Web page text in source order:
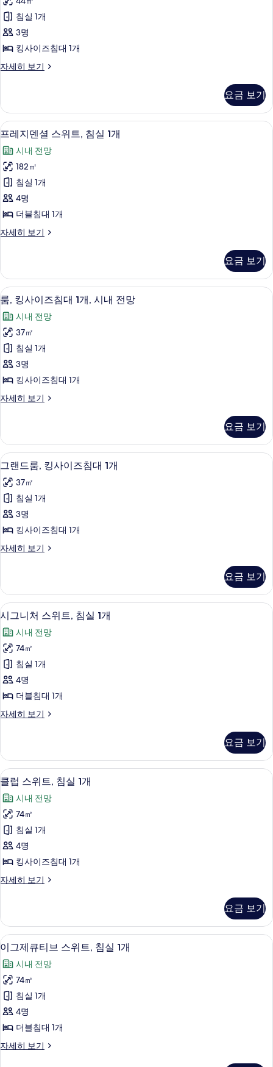
진
모
두
보
개
자
세
히
보
이
즈
침
대
1
코
너
사
진
모
두
보
기
침실 1개
3명
킹사이즈침대 1개
자세히 보기
룸,
즈
침
대
개,
코
너
자
세
히
보
기
요금 보기
프
레
지
덴
셜
스
위
트,
실
개
사
진
모
두
보
기
디지털 채널 시청이 가능한 46인치 스
19
프레지덴셜 스위트, 침실 1개
시내 전망
182㎡
침실 1개
4명
더블침대 1개
자세히 보기
프
셜
스
위
트,
침
실
개
자
세
히
보
요금 보기
룸,
킹
사
이
즈
침
대
1
시
내
전
망
사
진
모
두
1 개의 침실, 이탈리아 프레떼 시트, 고
9
룸, 킹사이즈침대 1개, 시내 전망
시내 전망
37㎡
침실 1개
3명
킹사이즈침대 1개
자세히 보기
룸,
즈
침
대
개,
시
전
망
세
요금 보기
그
랜
드
룸,
킹
사
이
침
대
1
개
사
진
모
두
보
1 개의 침실, 이탈리아 프레떼 시트, 고
8
그랜드룸, 킹사이즈침대 1개
37㎡
침실 1개
3명
킹사이즈침대 1개
자세히 보기
그
킹
사
이
즈
침
대
개
자
세
히
보
요금 보기
시
그
니
처
스
위
트,
침
1
개
사
진
모
두
보
기
디지털 채널 시청이 가능한 46인치 스
19
시그니처 스위트, 침실 1개
시내 전망
74㎡
침실 1개
4명
더블침대 1개
자세히 보기
시
스
위
트,
실
개
자
세
히
보
기
요금 보기
클
럽
스
위
트,
침
실
1
사
진
모
두
보
기
1 개의 침실, 이탈리아 프레떼 시트, 고
17
클럽 스위트, 침실 1개
시내 전망
74㎡
침실 1개
4명
킹사이즈침대 1개
자세히 보기
클
트,
침
실
개
자
세
히
보
기
요금 보기
이
그
제
큐
티
브
스
위
디지털 채널 시청이 가능한 46인치 스
11
이그제큐티브 스위트, 침실 1개
시내 전망
74㎡
침실 1개
4명
더블침대 1개
자세히 보기
이